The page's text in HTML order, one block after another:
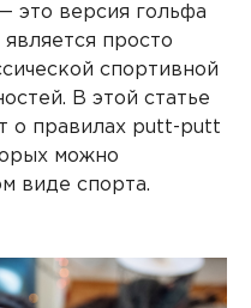
это версия гольфа
просто
спортивной
В этой статье
о правилах putt-putt
можно
виде спорта.